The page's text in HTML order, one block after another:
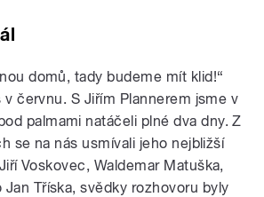
domů, tady budeme mít klid!“
v červnu. S Jiřím Plannerem jsme v
palmami natáčeli plné dva dny. Z
se na nás usmívali jeho nejbližší
Voskovec, Waldemar Matuška,
Jan Tříska, svědky rozhovoru byly